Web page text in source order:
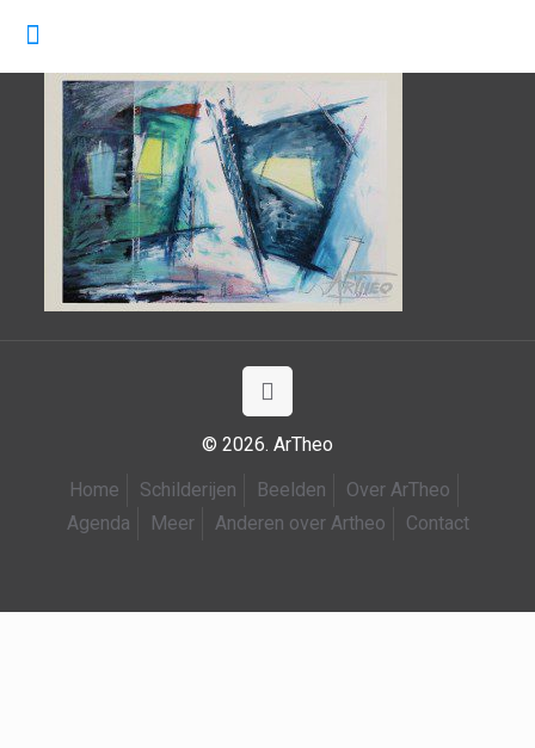
© 2026. ArTheo
Home
Schilderijen Beelden
Over ArTheo
Agenda
Meer Anderen over Artheo Contact